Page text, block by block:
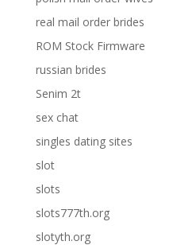
real mail order brides
ROM Stock Firmware
russian brides
Senim 2t
sex chat
singles dating sites
slot
slots
slots777th.org
slotyth.org